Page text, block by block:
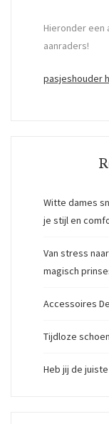
Hieronder
aanraders!
pasjeshouder
Witte dames
je stijl en
Van stress
magisch
Accessoires
Tijdloze
Heb jij de